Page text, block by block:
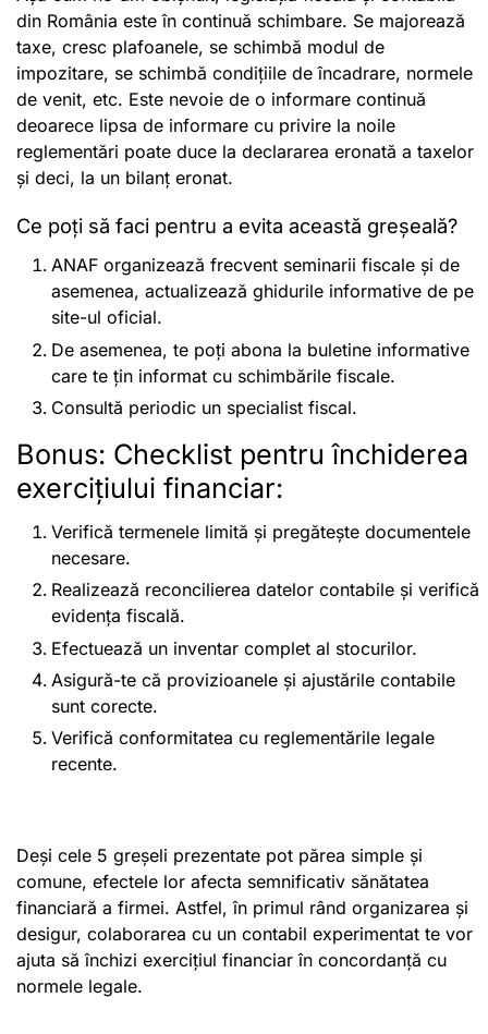
din România este în continuă schimbare. Se majorează
taxe, cresc plafoanele, se schimbă modul de
impozitare, se schimbă condițiile de încadrare, normele
de venit, etc. Este nevoie de o informare continuă
deoarece lipsa de informare cu privire la noile
reglementări poate duce la declararea eronată a taxelor
și deci, la un bilanț eronat.
Ce poți să faci pentru a evita această greșeală?
ANAF organizează frecvent seminarii fiscale și de
asemenea, actualizează ghidurile informative de pe
site-ul oficial.
De asemenea, te poți abona la buletine informative
care te țin informat cu schimbările fiscale.
Consultă periodic un specialist fiscal.
Bonus: Checklist pentru închiderea
exercițiului financiar:
Verifică termenele limită și pregătește documentele
necesare.
Realizează reconcilierea datelor contabile și verifică
evidența fiscală.
Efectuează un inventar complet al stocurilor.
Asigură-te că provizioanele și ajustările contabile
sunt corecte.
Verifică conformitatea cu reglementările legale
recente.
Deși cele 5 greșeli prezentate pot părea simple și
comune, efectele lor afecta semnificativ sănătatea
financiară a firmei. Astfel, în primul rând organizarea și
desigur, colaborarea cu un contabil experimentat te vor
ajuta să închizi exercițiul financiar în concordanță cu
normele legale.